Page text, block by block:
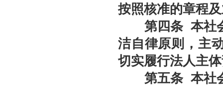
规范运营强基础 跨业合作促发展——联合党委第六联合党支部到北京国际会议展览
关于发布《北京地区文物艺术品拍卖佣（酬）金标准调查报告》的通知
“协会+媒体+法律联动”助力企业发展系列活动之十 ——走进会员单位北京恒泰博车
关于做好夏季防暑降温及汛期安全生产工作的通知
党建引领促发展 走访调研谋新篇 ——联合党委第六联合党支部走访北京市国际技术
按照核准的章程
第四条 本社
洁自律原则，主
切实履行法人主
第五条 本社